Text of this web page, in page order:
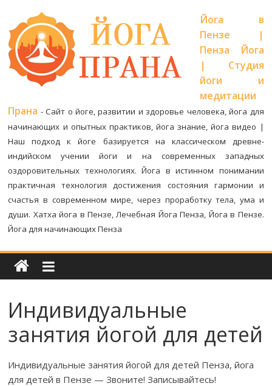
Йога в
Пензе |
Пенза Йога
| Студия
йоги и
медитации
Прана -Сайт о йоге, развитии и здоровье человека, йога для
начинающих и опытных практиков, йога знание, йога видео |
Наш подход к йоге базируется на классическом древне-
индийском учении йоги и на современных западных
оздоровительных технологиях. Йога в истинном понимании
практичная технология достижения состояния гармонии и
счастья в современном мире, через проработку тела, ума и
души. Хатха йога в Пензе, Лечебная Йога Пенза, Йога в Пензе.
Йога для начинающих Пенза
Индивидуальные
занятия йогой для детей
Индивидуальные занятия йогой для детей Пенза, йога
для детей в Пензе — Звоните! Записывайтесь!